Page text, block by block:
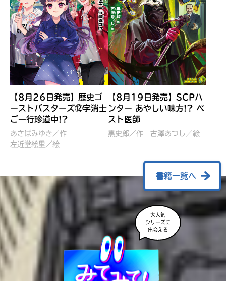
ぼくたちのマインクラフト
冒険記 エンチャント剣
VS暴走モブ
営委員会／協力
レッツゴー！まいぜんシス
ターズ とつぜん、王様に
佐久間さのすけ／絵
【8月26日発売】歴史ゴ
ーストバスターズ⑫字消士
ご一行珍道中!?
あさばみゆき／作
左近堂絵里／絵
【8月19日発売】SCPハ
ンター あやしい味方!? ペ
スト医師
黒史郎／作 古澤あつし／絵
書籍一覧へ
大人気
シリーズに
出会える